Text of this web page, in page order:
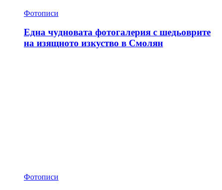
Фотописи
Една чудновата фотогалерия с шедьоврите
на изящното изкуство в Смолян
Фотописи